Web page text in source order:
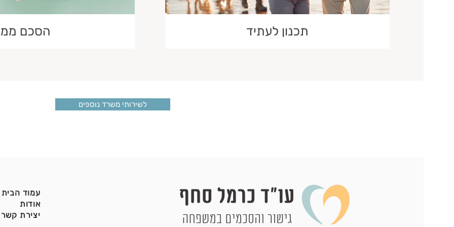
תכנון לעתיד הסכם
לשירותי משרד נוספים
עמוד הבית
אודות
יצירת קשר